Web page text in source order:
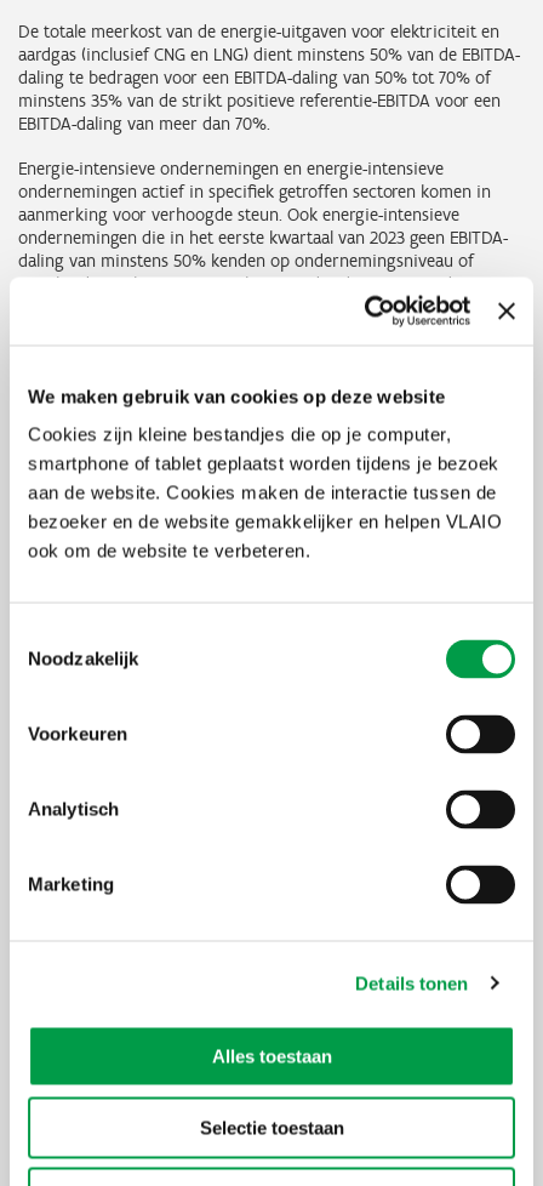
We maken gebruik van cookies op deze website
Cookies zijn kleine bestandjes die op je computer,
smartphone of tablet geplaatst worden tijdens je bezoek
aan de website. Cookies maken de interactie tussen de
bezoeker en de website gemakkelijker en helpen VLAIO
ook om de website te verbeteren.
Noodzakelijk
Voorkeuren
Analytisch
Marketing
Details tonen
Alles toestaan
Selectie toestaan
De totale meerkost van de energie-uitgaven voor elektriciteit en
aardgas (inclusief CNG en LNG) dient minstens 50% van de EBITDA-
daling te bedragen voor een EBITDA-daling van 50% tot 70% of
minstens 35% van de strikt positieve referentie-EBITDA voor een
EBITDA-daling van meer dan 70%.
Energie-intensieve ondernemingen en energie-intensieve
ondernemingen actief in specifiek getroffen sectoren komen in
aanmerking voor verhoogde steun. Ook energie-intensieve
ondernemingen die in het eerste kwartaal van 2023 geen EBITDA-
daling van minstens 50% kenden op ondernemingsniveau of
waarbij de totale energiemeerkost minder dan 50% van de EBITDA-
daling bedraagt, maar die wel een EBITDA-daling van minstens 40%
hebben, kunnen steun genieten voor één of meerdere
Hoeveel steun?
De Vlaamse Regering stelt voor deze steunperiode in totaal 125
miljoen euro ter beschikking. Hoe jouw energiesteun berekend
wordt, vind je terugop de pagina bedrag van de website van deze
subsidie.
Voor het indienen van jouw aanvraag raadpleeg je best eerstde
handleiding.
vlaio.be/energiesteun2
Wil je op lange termijn investeren in
groene verwarming of koeling?
VLAIO aanvragen. Heb je plannen om voor de verwarming of
brandstoffen (zoals aardgas, diesel, stookolie, …) naar
elektriciteit of een groene energiedrager (zoals biogas,
of de nieuweGREEN investeringssubsidieje hierbij helpen.
Ontdek hier de GREEN investeringssteun.